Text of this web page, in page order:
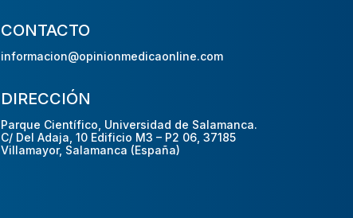
CONTACTO
informacion@opinionmedicaonline.com
DIRECCIÓN
Parque Científico, Universidad de Salamanca.
C/ Del Adaja, 10 Edificio M3 – P2 06, 37185
Villamayor, Salamanca (España)